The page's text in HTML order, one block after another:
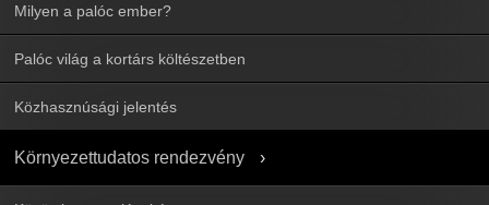
Milyen a palóc ember?
Palóc világ a kortárs költészetben
Közhasznúsági jelentés
Környezettudatos rendezvény